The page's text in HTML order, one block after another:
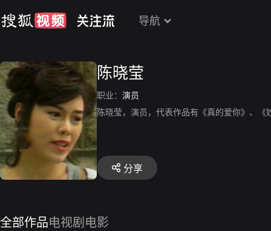
导航
陈晓莹
职业： 演员
陈晓莹，演员，代表作品有《真的爱你》、《
分享
全部作品电视剧 电影